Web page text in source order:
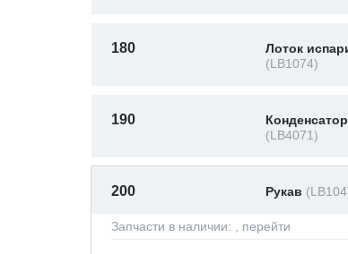
180
Лоток
(LB1074)
190
Конденсатор
(LB4071)
200 Рукав
Запчасти в наличии: , перейти